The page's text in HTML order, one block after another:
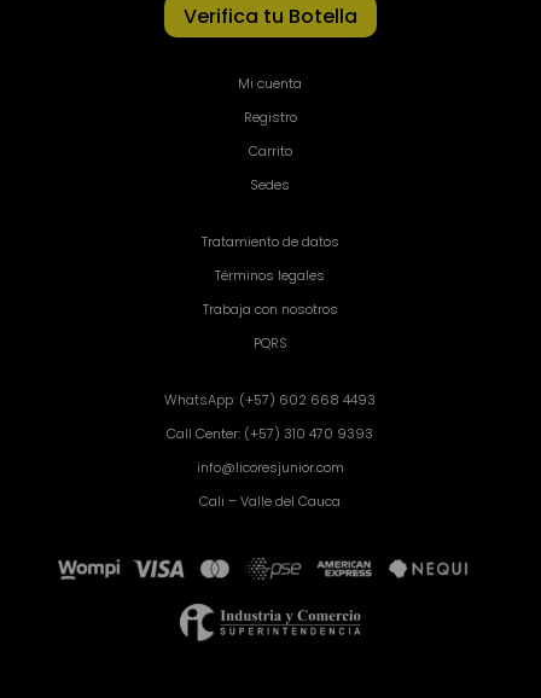
Verifica tu Botella
Mi cuenta
Registro
Carrito
Sedes
Tratamiento de datos
Términos legales
Trabaja con nosotros
PQRS
WhatsApp: (+57) 602 668 4493
Call Center: (+57) 310 470 9393
info@licoresjunior.com
Cali – Valle del Cauca